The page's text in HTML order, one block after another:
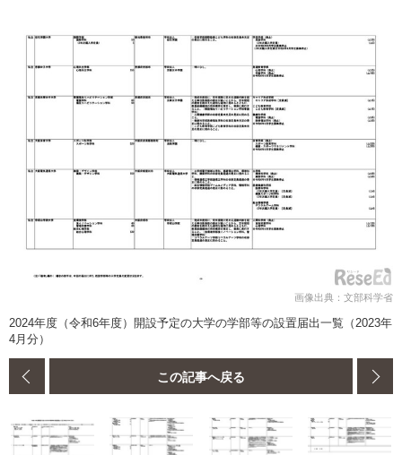
画像出典：文部科学省
2024年度（令和6年度）開設予定の大学の学部等の設置届出一覧（2023年
4月分）
この記事へ戻る